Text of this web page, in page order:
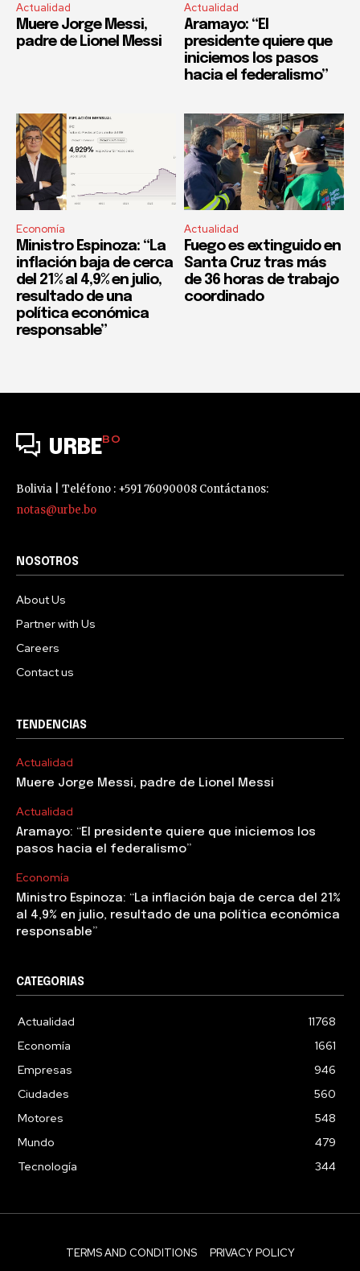
Actualidad
Muere Jorge Messi,
padre de Lionel Messi
Actualidad
Aramayo: “El
presidente quiere que
iniciemos los pasos
hacia el federalismo”
Economía
Ministro Espinoza: “La
inflación baja de cerca
del 21% al 4,9% en julio,
resultado de una
política económica
responsable”
Actualidad
Fuego es extinguido en
Santa Cruz tras más
de 36 horas de trabajo
coordinado
URBEBO
Bolivia | Teléfono : +591 76090008 Contáctanos:
notas@urbe.bo
NOSOTROS
About Us
Partner with Us
Careers
Contact us
TENDENCIAS
Actualidad
Muere Jorge Messi, padre de Lionel Messi
Actualidad
Aramayo: “El presidente quiere que iniciemos los
pasos hacia el federalismo”
Economía
Ministro Espinoza: “La inflación baja de cerca del 21%
al 4,9% en julio, resultado de una política económica
responsable”
CATEGORIAS
Actualidad
11768
Economía
1661
Empresas
946
Ciudades
560
Motores
548
Mundo
479
Tecnología
344
TERMS AND CONDITIONS PRIVACY POLICY